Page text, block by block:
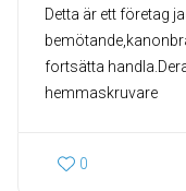
Detta är ett företag
fortsätta
hemmaskruvare
0